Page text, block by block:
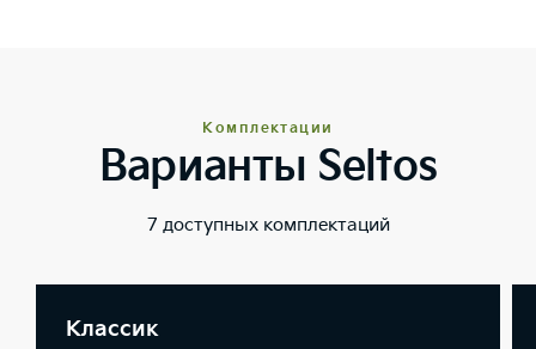
Комплектации
Варианты Seltos
7 доступных комплектаций
Классик